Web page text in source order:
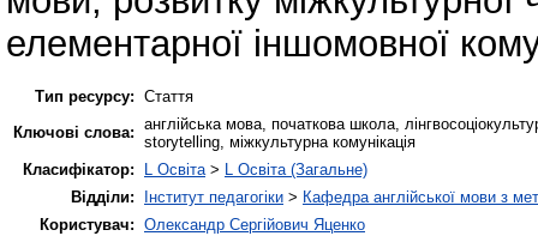
елементарної іншомовної
Тип ресурсу: Стаття
Ключові слова: англійська мова, початкова школа,
storytelling, міжкультурна комунікація
Класифікатор:
L Освіта> L Освіта (Загальне)
Відділи:
Інститут педагогіки > Кафедра англійської мови з
Користувач: Олександр Сергійович Яценко